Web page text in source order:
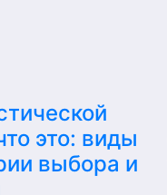
это: виды
выбора и